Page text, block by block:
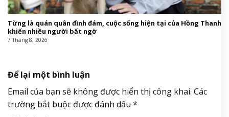
Từng là quán quân đình đám, cuộc sống hiện tại của Hồng Thanh
khiến nhiều người bất ngờ
7 Tháng 8, 2026
Để lại một bình luận
Email của bạn sẽ không được hiển thị công khai. Các
trường bắt buộc được đánh dấu *